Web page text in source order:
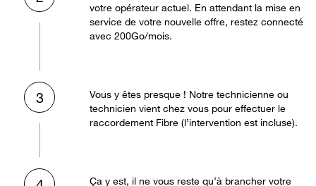
votre opérateur actuel. En attendant la mise en
service de votre nouvelle offre, restez connecté
avec 200Go/mois.
3
Vous y êtes presque ! Notre technicienne ou
technicien vient chez vous pour effectuer le
raccordement Fibre (l’intervention est incluse).
Ça y est, il ne vous reste qu’à brancher votre